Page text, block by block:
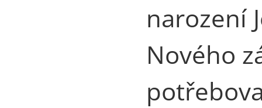
narození
Nového